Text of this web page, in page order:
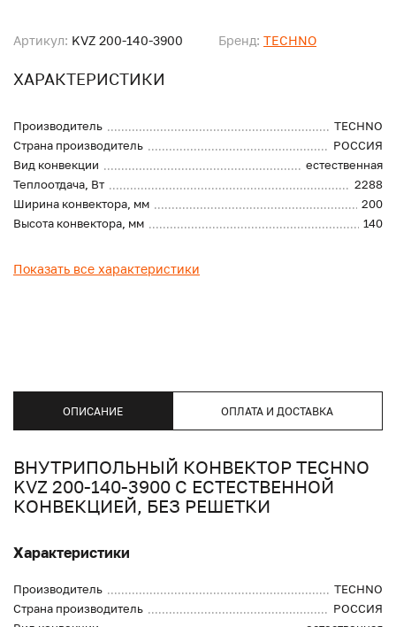
Артикул: KVZ 200-140-3900 Бренд: TECHNO
ХАРАКТЕРИСТИКИ
Производитель
TECHNO
Страна производитель
РОССИЯ
Вид конвекции
естественная
Теплоотдача, Вт
2288
Ширина конвектора, мм
200
Высота конвектора, мм
140
Показать все характеристики
ОПИСАНИЕ ОПЛАТА И ДОСТАВКА
ВНУТРИПОЛЬНЫЙ КОНВЕКТОР TECHNO
KVZ 200-140-3900 С ЕСТЕСТВЕННОЙ
КОНВЕКЦИЕЙ, БЕЗ РЕШЕТКИ
Характеристики
Производитель
TECHNO
Страна производитель
РОССИЯ